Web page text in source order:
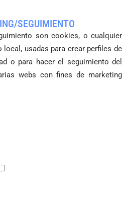
SEGUIMIENTO
son cookies, o cualquier
usadas para crear perfiles de
o para hacer el seguimiento del
webs con fines de marketing